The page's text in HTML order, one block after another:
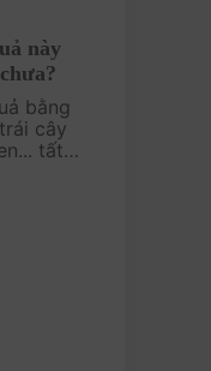
này
bằng
cây
tất